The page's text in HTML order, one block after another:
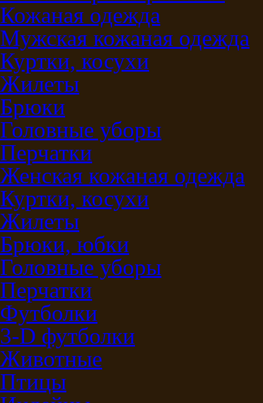
Кожаная одежда
Мужская кожаная одежда
Куртки, косухи
Жилеты
Брюки
Головные уборы
Перчатки
Женская кожаная одежда
Куртки, косухи
Жилеты
Брюки, юбки
Головные уборы
Перчатки
Футболки
3-D футболки
Животные
Птицы